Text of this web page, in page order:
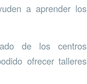
a aprender los
de los centros
ofrecer talleres